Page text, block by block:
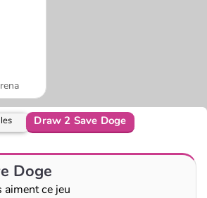
Draw 2 Save Doge
Doge
ce jeu